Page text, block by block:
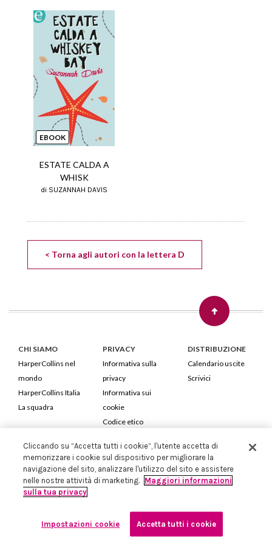
EBOOK
ESTATE CALDA A
WHISK
di SUZANNAH DAVIS
< Torna agli autori con la lettera D
CHI SIAMO
HarperCollins nel
mondo
HarperCollins Italia
La squadra
PRIVACY
Informativa sulla
privacy
Informativa sui
cookie
Codice etico
DISTRIBUZIONE
Calendario uscite
Scrivici
HarperCollins Italia S.p.A. Viale Monte Nero, 84 - 20135 Milano
Cod. Fiscale e P.IVA 05946780151 - Capitale Sociale 258.250 €
Iscritta in Milano al Registro delle imprese nr.198004 e REA nr.1051898
Cliccando su “Accetta tutti i cookie”, l'utente accetta di
memorizzare i cookie sul dispositivo per migliorare la
navigazione del sito, analizzare l'utilizzo del sito e assistere
nelle nostre attività di marketing. Maggiori informazioni
sulla tua privacy
Impostazioni cookie Accetta tutti i cookie